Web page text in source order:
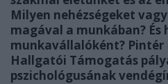
Milyen nehézségeket
magával a munkában?
munkavállalóként? Pintér
Hallgatói Támogatás
pszichológusának